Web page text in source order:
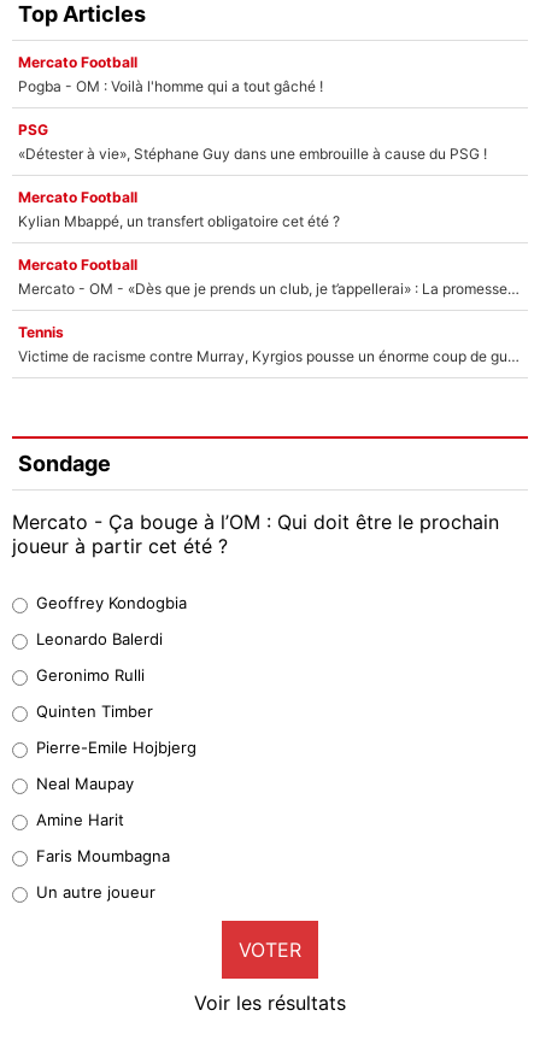
Top Articles
Mercato Football
Pogba - OM : Voilà l'homme qui a tout gâché !
PSG
«Détester à vie», Stéphane Guy dans une embrouille à cause du PSG !
Mercato Football
Kylian Mbappé, un transfert obligatoire cet été ?
Mercato Football
Mercato - OM - «Dès que je prends un club, je t’appellerai» : La promesse de Marcelino au moment de claquer la porte
Tennis
Victime de racisme contre Murray, Kyrgios pousse un énorme coup de gueule !
Sondage
Mercato - Ça bouge à l’OM : Qui doit être le prochain
joueur à partir cet été ?
38%
32%
5%
1%
9%
Geoffrey Kondogbia
Leonardo Balerdi
Geronimo Rulli
Quinten Timber
Pierre-Emile Hojbjerg
Neal Maupay
Amine Harit
Faris Moumbagna
Un autre joueur
VOTER
Voir les résultats